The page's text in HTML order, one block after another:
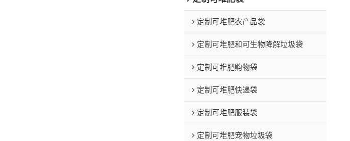
定制可堆肥农产品袋
定制可堆肥和可生物降解垃圾袋
定制可堆肥购物袋
定制可堆肥快递袋
定制可堆肥服装袋
定制可堆肥宠物垃圾袋